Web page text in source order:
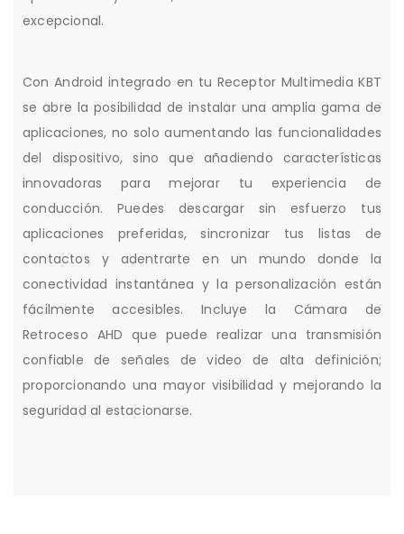
excepcional.
Con Android integrado en tu Receptor Multimedia KBT
se abre la posibilidad de instalar una amplia gama de
aplicaciones, no solo aumentando las funcionalidades
del dispositivo, sino que añadiendo características
innovadoras para mejorar tu experiencia de
conducción. Puedes descargar sin esfuerzo tus
aplicaciones preferidas, sincronizar tus listas de
contactos y adentrarte en un mundo donde la
conectividad instantánea y la personalización están
fácilmente accesibles. Incluye la Cámara de
Retroceso AHD que puede realizar una transmisión
confiable de señales de video de alta definición;
proporcionando una mayor visibilidad y mejorando la
seguridad al estacionarse.